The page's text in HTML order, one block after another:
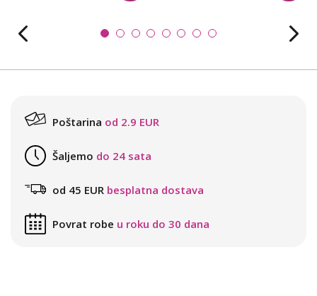
Poštarina od 2.9 EUR
Šaljemo do 24 sata
od 45 EUR besplatna dostava
Povrat robe u roku do 30 dana